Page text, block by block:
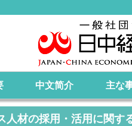
中文简介 主な
材の採用・活用に関す